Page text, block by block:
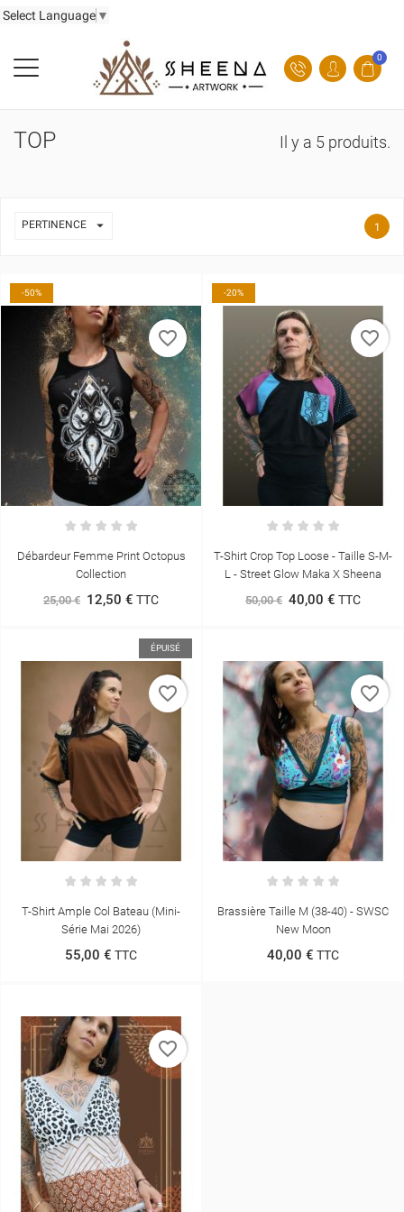
Select Language ▼
0
TOP Il y a 5 produits.
PERTINENCE  1
-50%
Débardeur Femme Print Octopus
Collection
25,00 € 12,50 € TTC
favorite_border
-20%
T-Shirt Crop Top Loose - Taille S-M-
L - Street Glow Maka X Sheena
50,00 € 40,00 € TTC
favorite_border
ÉPUISÉ
T-Shirt Ample Col Bateau (mini-
Série Mai 2026)
55,00 € TTC
favorite_border
Brassière Taille M (38-40) - SWSC
New Moon
40,00 € TTC
favorite_border
favorite_border